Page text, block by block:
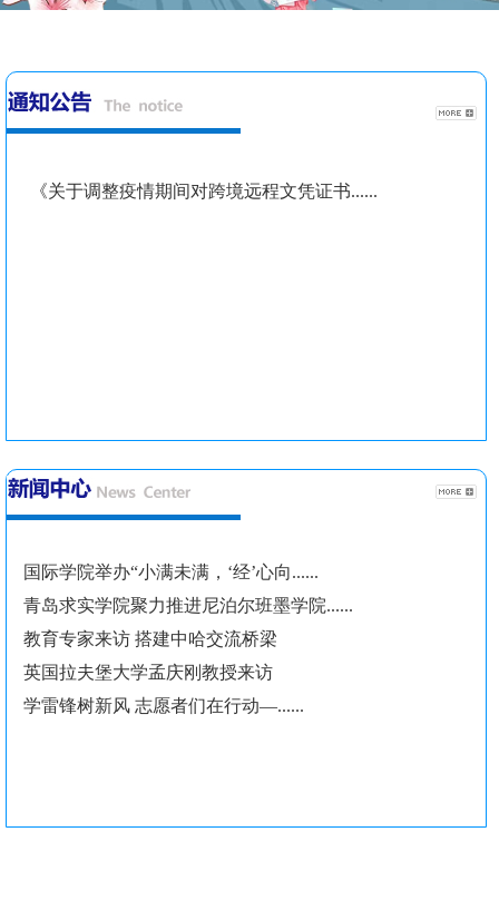
《关于调整疫情期间对跨境远程文凭证书......
国际学院举办“小满未满，‘经’心向......
青岛求实学院聚力推进尼泊尔班墨学院......
教育专家来访 搭建中哈交流桥梁
英国拉夫堡大学孟庆刚教授来访
学雷锋树新风 志愿者们在行动—......